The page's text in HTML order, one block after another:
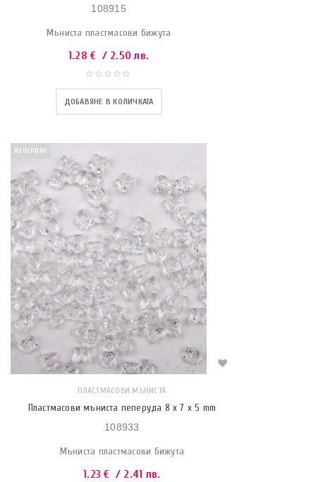
108915
Мъниста пластмасови бижута
1.28€ / 2.50 лв.
ДОБАВЯНЕ В КОЛИЧКАТА
ИЗЧЕРПАН
ПЛАСТМАСОВИ МЪНИСТА
Пластмасови мъниста пеперуда 8 x 7 x 5 mm
108933
Мъниста пластмасови бижута
1.23€ / 2.41 лв.